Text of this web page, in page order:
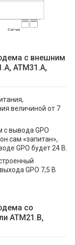
с внешним
АТМ31.А,
величиной от 7
вывода GPO
сам «запитан»,
GPO будет 24 В.
GPO 7,5 В
со
АТМ21.В,